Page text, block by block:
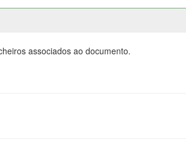
associados ao documento.